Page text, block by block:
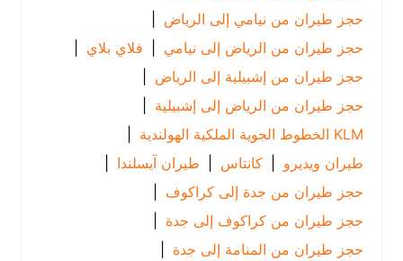
حجز طيران من نيامي إلى الرياض
|
حجز طيران من الرياض إلى نيامي | فلاي بلاي
حجز طيران من إشبيلية إلى الرياض
|
حجز طيران من الرياض إلى إشبيلية |
|
طيران ويديرو
| كانتاس | طيران آيسلندا |
حجز طيران من جدة إلى كراكوف |
حجز طيران من كراكوف إلى جدة
حجز طيران من المنامة إلى جدة